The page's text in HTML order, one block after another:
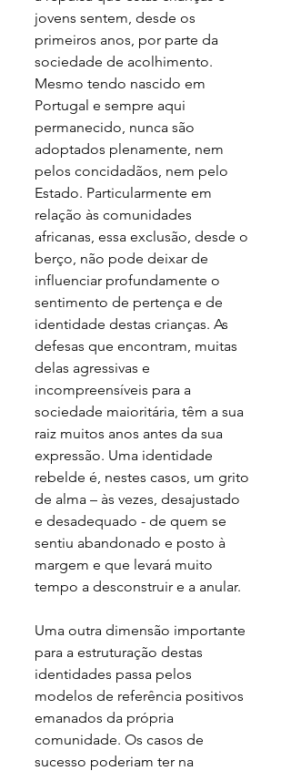
jovens sentem, desde os
primeiros anos, por parte da
sociedade de acolhimento.
Mesmo tendo nascido em
Portugal e sempre aqui
permanecido, nunca são
adoptados plenamente, nem
pelos concidadãos, nem pelo
Estado. Particularmente em
relação às comunidades
africanas, essa exclusão, desde o
berço, não pode deixar de
influenciar profundamente o
sentimento de pertença e de
identidade destas crianças. As
defesas que encontram, muitas
delas agressivas e
incompreensíveis para a
sociedade maioritária, têm a sua
raiz muitos anos antes da sua
expressão. Uma identidade
rebelde é, nestes casos, um grito
de alma – às vezes, desajustado
e desadequado - de quem se
sentiu abandonado e posto à
margem e que levará muito
tempo a desconstruir e a anular.
Uma outra dimensão importante
para a estruturação destas
identidades passa pelos
modelos de referência positivos
emanados da própria
comunidade. Os casos de
sucesso poderiam ter na